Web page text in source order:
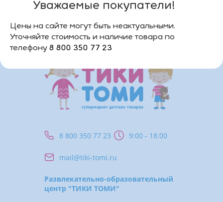
8 800 350 77 23 9:00 - 18:00
mail@tiki-tomi.ru
Развлекательно-образовательный
центр "ТИКИ ТОМИ"
Уважаемые покупатели!
Цены на сайте могут быть неактуальными.
Уточняйте стоимость и наличие товара по
телефону 8 800 350 77 23